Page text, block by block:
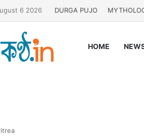
6 2026 DURGA PUJO
HOME